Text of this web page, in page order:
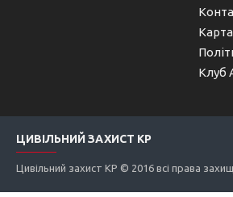
Клуб
ЦИВІЛЬНИЙ ЗАХИСТ КР
Цивільний захист КР © 2016 всі права